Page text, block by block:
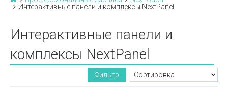
Интерактивные панели и комплексы NextPanel
Интерактивные панели и
комплексы NextPanel
Фильтр